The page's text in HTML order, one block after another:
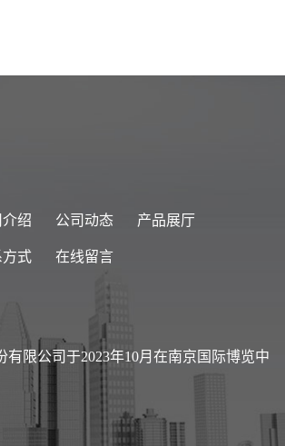
绍 公司动态 产品展厅
式 在线留言
有限公司于2023年10月在南京国际博览中
医药原料药/中间体/包装/设备交易会